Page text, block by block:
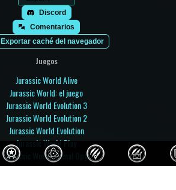
Discord
Comentarios
Exportar caché del navegador
Juegos
Jurassic World Alive
Jurassic World: el juego
Jurassic World Evolution 3
Jurassic World Evolution 2
Jurassic World Evolution
Jurassic World Play
Jurassic World Primal Ops
Jurassic Park Builder